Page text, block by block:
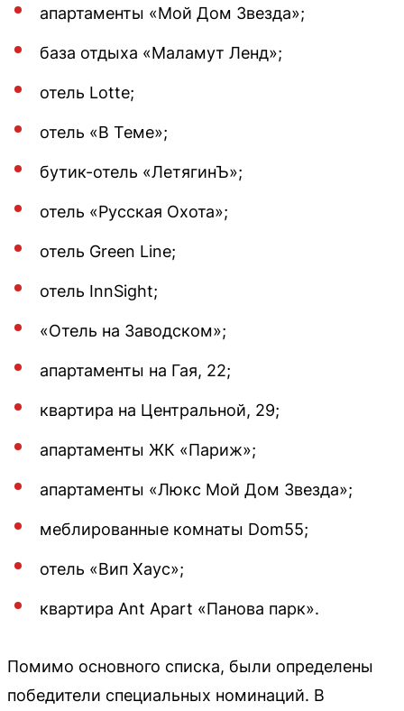
апартаменты «Мой Дом Звезда»;
база отдыха «Маламут Ленд»;
отель Lotte;
отель «В Теме»;
бутик-отель «ЛетягинЪ»;
отель «Русская Охота»;
отель Green Line;
отель InnSight;
«Отель на Заводском»;
апартаменты на Гая, 22;
квартира на Центральной, 29;
апартаменты ЖК «Париж»;
апартаменты «Люкс Мой Дом Звезда»;
меблированные комнаты Dom55;
отель «Вип Хаус»;
квартира Ant Apart «Панова парк».
Помимо основного списка, были определены
победители специальных номинаций. В